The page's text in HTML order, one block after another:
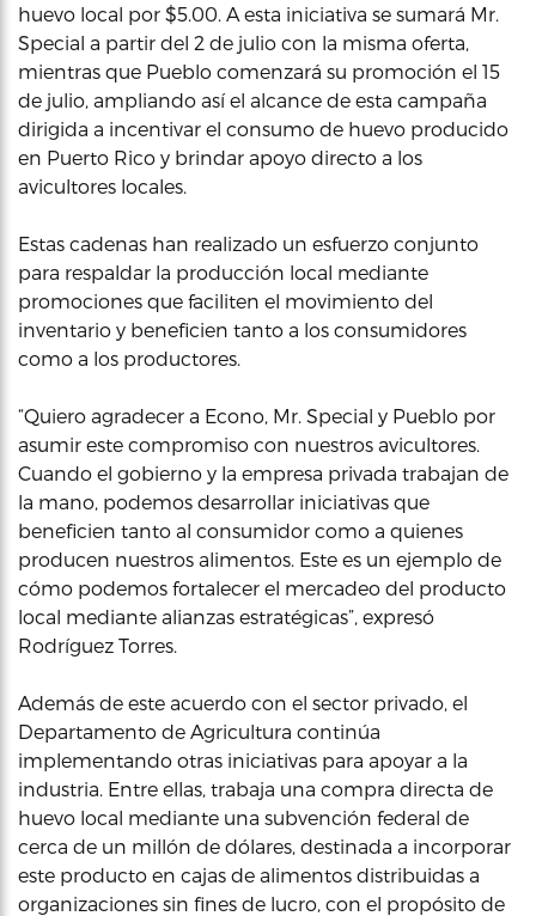
huevo local por $5.00. A esta iniciativa se sumará Mr.
Special a partir del 2 de julio con la misma oferta,
mientras que Pueblo comenzará su promoción el 15
de julio, ampliando así el alcance de esta campaña
dirigida a incentivar el consumo de huevo producido
en Puerto Rico y brindar apoyo directo a los
avicultores locales.
Estas cadenas han realizado un esfuerzo conjunto
para respaldar la producción local mediante
promociones que faciliten el movimiento del
inventario y beneficien tanto a los consumidores
como a los productores.
“Quiero agradecer a Econo, Mr. Special y Pueblo por
asumir este compromiso con nuestros avicultores.
Cuando el gobierno y la empresa privada trabajan de
la mano, podemos desarrollar iniciativas que
beneficien tanto al consumidor como a quienes
producen nuestros alimentos. Este es un ejemplo de
cómo podemos fortalecer el mercadeo del producto
local mediante alianzas estratégicas”, expresó
Rodríguez Torres.
Además de este acuerdo con el sector privado, el
Departamento de Agricultura continúa
implementando otras iniciativas para apoyar a la
industria. Entre ellas, trabaja una compra directa de
huevo local mediante una subvención federal de
cerca de un millón de dólares, destinada a incorporar
este producto en cajas de alimentos distribuidas a
organizaciones sin fines de lucro, con el propósito de